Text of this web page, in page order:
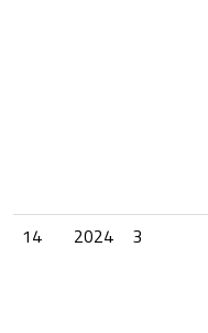
14
2024 3